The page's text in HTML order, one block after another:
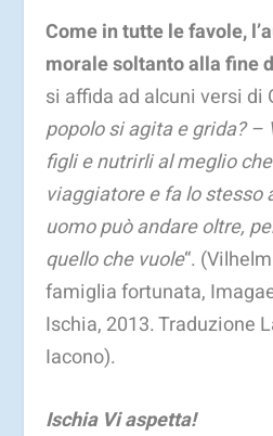
Come in tutte le favole,
morale soltanto alla fine
si affida ad alcuni versi di
popolo si agita e grida? –
figli e nutrirli al meglio
viaggiatore e fa lo stesso
uomo può andare oltre,
quello che vuole“.
famiglia fortunata,
Ischia, 2013. Traduzione
Iacono).
Ischia Vi aspetta!